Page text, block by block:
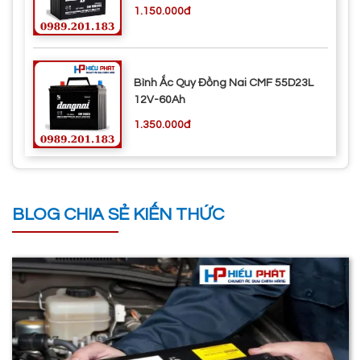
1.150.000đ
Bình Ắc Quy Đồng Nai CMF 55D23L
12V-60Ah
1.350.000đ
BLOG CHIA SẺ KIẾN THỨC